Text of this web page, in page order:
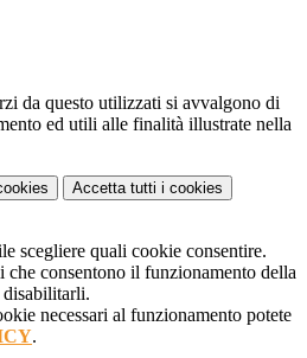
da questo utilizzati si avvalgono di
ed utili alle finalità illustrate nella
Accetta tutti i cookies
scegliere quali cookie consentire.
che consentono il funzionamento della
disabilitarli.
necessari al funzionamento potete
.